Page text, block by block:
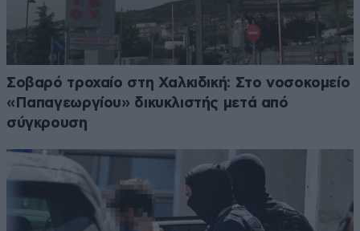
Σοβαρό τροχαίο στη Χαλκιδική: Στο νοσοκομείο
«Παπαγεωργίου» δικυκλιστής μετά από
σύγκρουση